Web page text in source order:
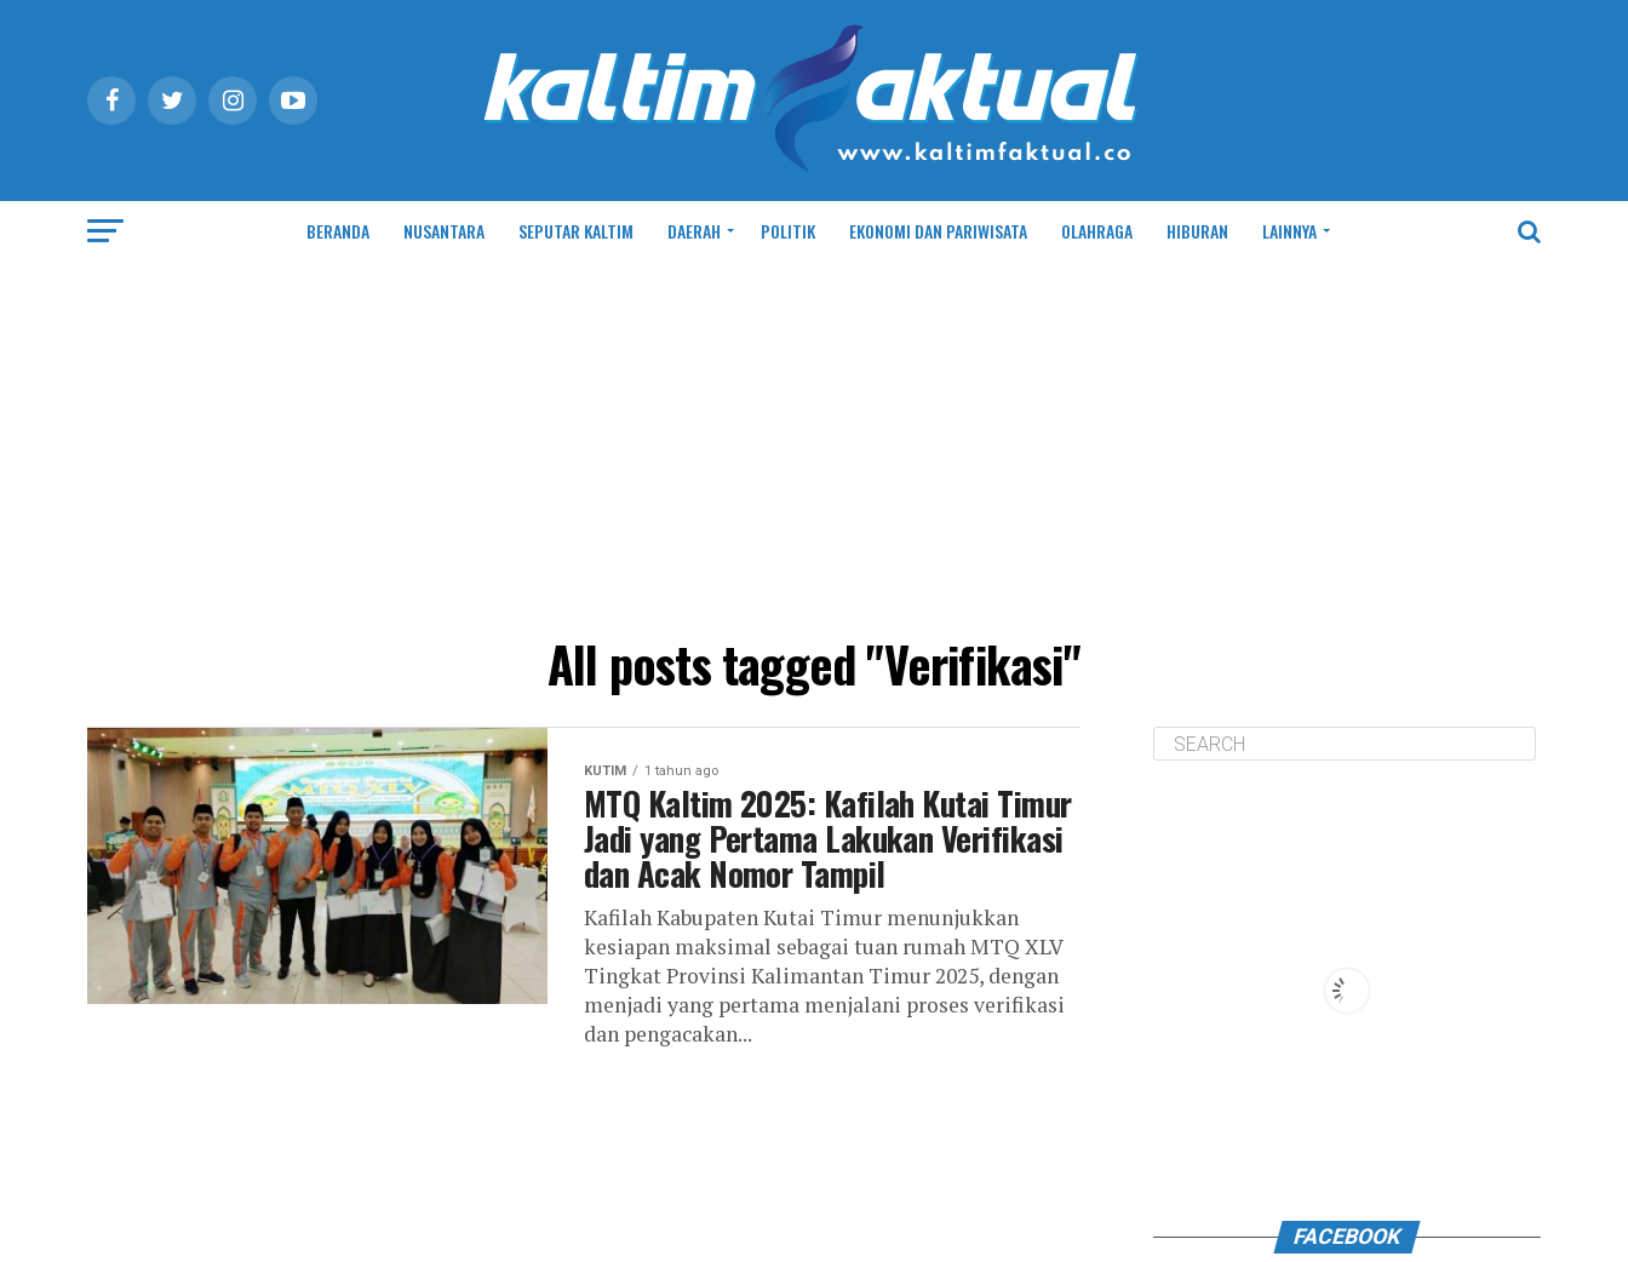
BERANDA NUSANTARA SEPUTAR KALTIM DAERAH POLITIK EKONOMI DAN PARIWISATA OLAHRAGA HIBURAN LAINNYA
All posts tagged "Verifikasi"
KUTIM 1 tahun ago
MTQ Kaltim 2025: Kafilah Kutai Timur
Jadi yang Pertama Lakukan Verifikasi
dan Acak Nomor Tampil
Kafilah Kabupaten Kutai Timur menunjukkan
kesiapan maksimal sebagai tuan rumah MTQ XLV
Tingkat Provinsi Kalimantan Timur 2025, dengan
menjadi yang pertama menjalani proses verifikasi
dan pengacakan...
FACEBOOK